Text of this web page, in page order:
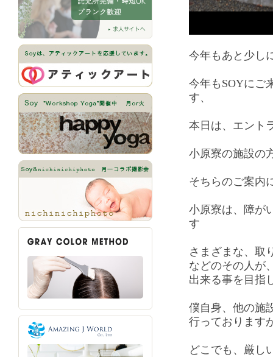
今年もあと少し
今年もSOYにご
す、
本日は、エント
小原寮の施設の
そちらのご案内
小原寮は、障が
す
さまざまな、取
などのその人が
出来る事を目指
僕自身、他の施
行っております
どこでも、厳し